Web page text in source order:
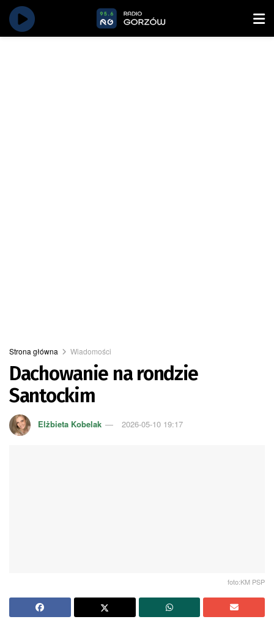
Strona główna Wiadomości
Dachowanie na rondzie
Santockim
Elżbieta Kobelak 2026-05-10 19:17
foto:KM PSP